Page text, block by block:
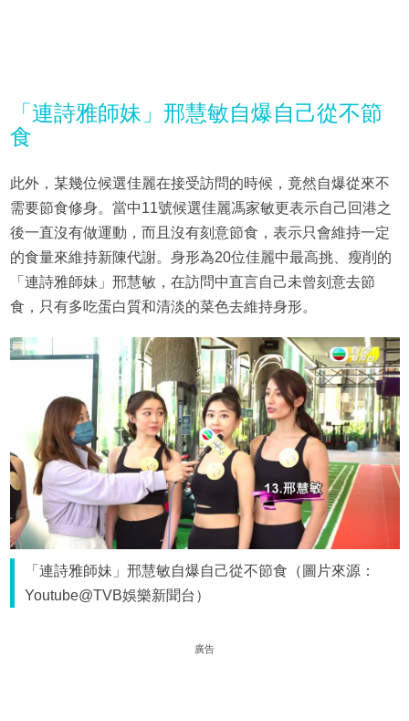
「連詩雅師妹」邢慧敏自爆自己從不節
食
此外，某幾位候選佳麗在接受訪問的時候，竟然自爆從來不
需要節食修身。當中11號候選佳麗馮家敏更表示自己回港之
後一直沒有做運動，而且沒有刻意節食，表示只會維持一定
的食量來維持新陳代謝。身形為20位佳麗中最高挑、瘦削的
「連詩雅師妹」邢慧敏，在訪問中直言自己未曾刻意去節
食，只有多吃蛋白質和清淡的菜色去維持身形。
「連詩雅師妹」邢慧敏自爆自己從不節食（圖片來源：
Youtube@TVB娛樂新聞台）
廣告